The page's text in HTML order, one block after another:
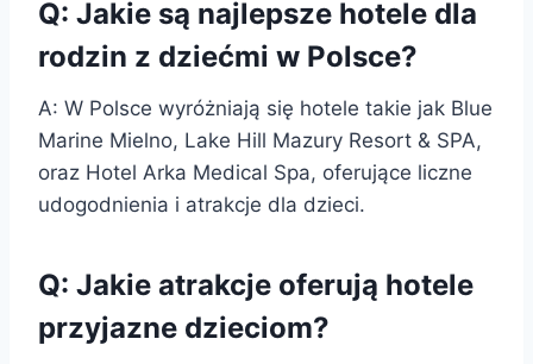
Q: Jakie są najlepsze hotele dla
rodzin z dziećmi w Polsce?
A: W Polsce wyróżniają się hotele takie jak Blue
Marine Mielno, Lake Hill Mazury Resort & SPA,
oraz Hotel Arka Medical Spa, oferujące liczne
udogodnienia i atrakcje dla dzieci.
Q: Jakie atrakcje oferują hotele
przyjazne dzieciom?